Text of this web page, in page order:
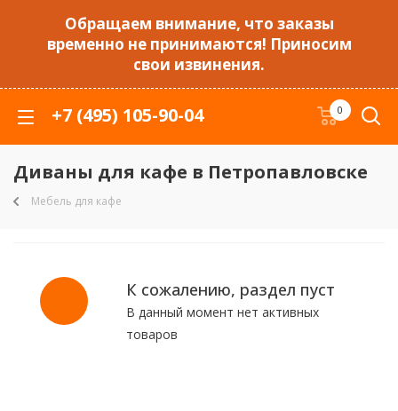
Обращаем внимание, что заказы
временно не принимаются! Приносим
свои извинения.
+7 (495) 105-90-04 0
Диваны для кафе в Петропавловске
Мебель для кафе
К сожалению, раздел пуст
В данный момент нет активных
товаров